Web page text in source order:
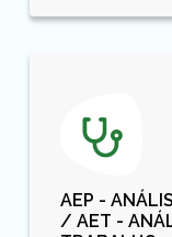
AEP -
/ AET -